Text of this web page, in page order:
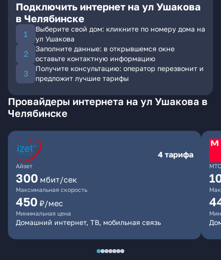
Подключить интернет на ул Ушакова
в Челябинске
Выберите свой дом: кликните по номеру дома на
ул Ушакова
Заполните данные: в открывшемся окне
оставьте контактную информацию
Получите консультацию: оператор перезвонит и
предложит лучшие тарифы
Провайдеры интернета на ул Ушакова в
Челябинске
Айзет
4 тарифа
300 мбит/сек
Максимальная скорость
450 ₽/мес
Минимальная цена
Домашний интернет, ТВ, мобильная связь
МТС